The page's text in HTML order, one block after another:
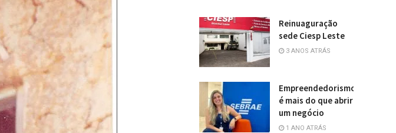
Reinuaguração
sede Ciesp Leste
3 ANOS ATRÁS
Empreendedorismo
é mais do que abrir
um negócio
1 ANO ATRÁS